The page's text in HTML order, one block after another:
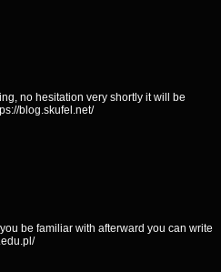
no hesitation very shortly it will be
blog.skufel.net/
be familiar with afterward you can write